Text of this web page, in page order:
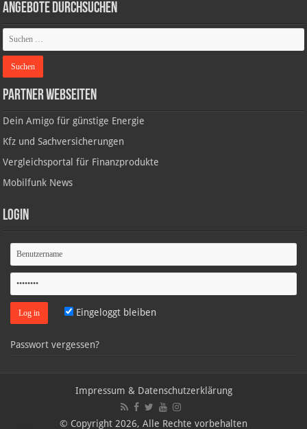
Angebote durchsuchen
Partner Webseiten
Dein Amigo für günstige Energie
Kfz und Sachversicherungen
Vergleichsportal für Finanzprodukte
Mobilfunk News
Login
Eingeloggt bleiben
Passwort vergessen?
Impressum & Datenschutzerklärung
© Copyright 2026, Alle Rechte vorbehalten